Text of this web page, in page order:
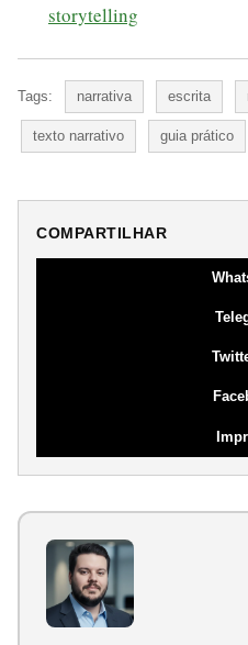
storytelling
Tags: narrativa escrita
texto narrativo guia prático
COMPARTILHAR